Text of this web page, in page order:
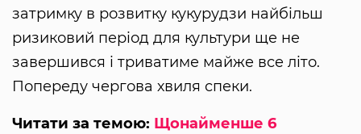
затримку в розвитку кукурудзи найбільш
ризиковий період для культури ще не
завершився і триватиме майже все літо.
Попереду чергова хвиля спеки.
Читати за темою: Щонайменше 6